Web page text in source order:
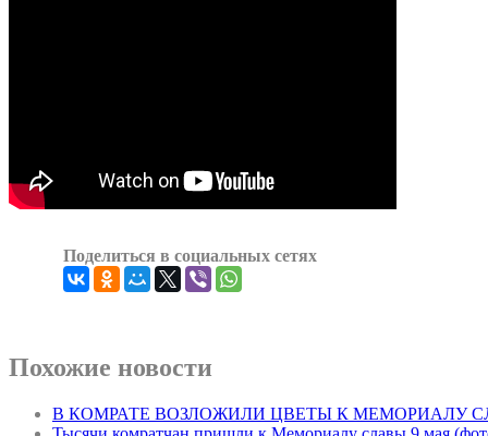
Поделиться в социальных сетях
Похожие новости
В КОМРАТЕ ВОЗЛОЖИЛИ ЦВЕТЫ К МЕМОРИАЛУ